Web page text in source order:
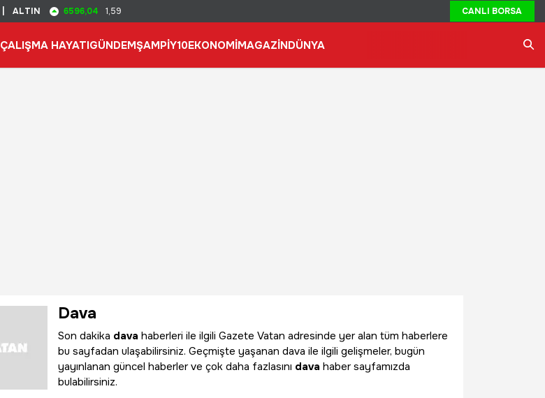
ALTIN 6596,04 1,59 CANLI BORSA
ÇALIŞMA HAYATIGÜNDEMŞAMPİY10EKONOMİMAGAZİNDÜNYA
Dava
Son dakika dava haberleri ile ilgili Gazete Vatan adresinde yer alan tüm haberlere
bu sayfadan ulaşabilirsiniz. Geçmişte yaşanan dava ile ilgili gelişmeler, bugün
yayınlanan güncel haberler ve çok daha fazlasını dava haber sayfamızda
bulabilirsiniz.